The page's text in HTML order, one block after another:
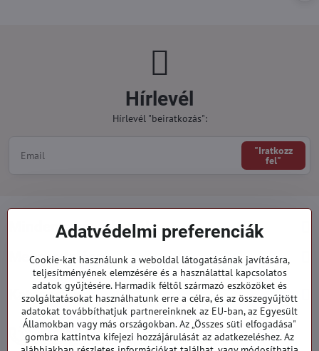
Hírlevél
Hírlevél "beiratkozás":
"Iratkozz
fel"
Minden a vásárlásról
Megrendelések
Kategóriák
919 060 751
Hétfő - Péntek: 09:00 - 15:00 hod.
Adatvédelmi preferenciák
Cookie-kat használunk a weboldal látogatásának javítására,
teljesítményének elemzésére és a használattal kapcsolatos
adatok gyűjtésére. Harmadik féltől származó eszközöket és
szolgáltatásokat használhatunk erre a célra, és az összegyűjtött
adatokat továbbíthatjuk partnereinknek az EU-ban, az Egyesült
Államokban vagy más országokban. Az „Összes süti elfogadása"
gombra kattintva kifejezi hozzájárulását az adatkezeléshez. Az